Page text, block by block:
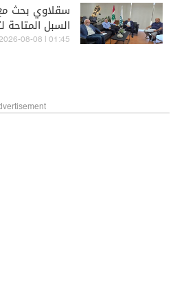
سقلاوي بحث
السبل
المنطقة
01:45 | 2026-08-08